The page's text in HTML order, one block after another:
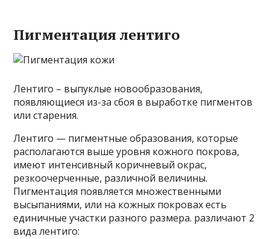
Пигментация лентиго
Лентиго – выпуклые новообразования,
появляющиеся из-за сбоя в выработке пигментов
или старения.
Лентиго — пигментные образования, которые
располагаются выше уровня кожного покрова,
имеют интенсивный коричневый окрас,
резкоочерченные, различной величины.
Пигментация появляется множественными
высыпаниями, или на кожных покровах есть
единичные участки разного размера. различают 2
вида лентиго: